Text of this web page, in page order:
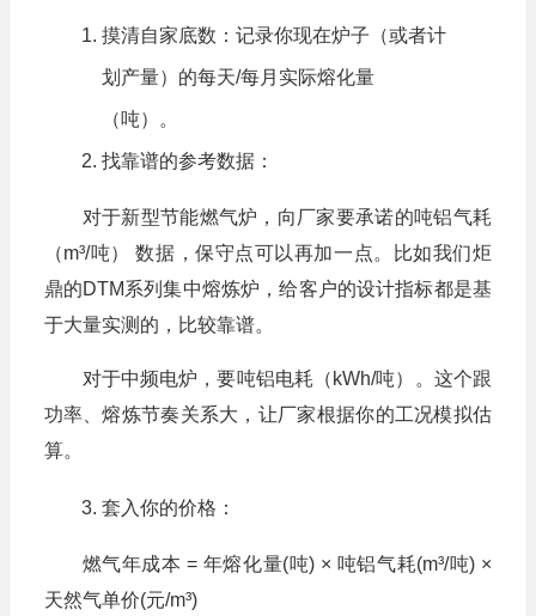
摸清自家底数：记录你现在炉子（或者计
划产量）的每天/每月实际熔化量
（吨）。
找靠谱的参考数据：
对于新型节能燃气炉，向厂家要承诺的吨铝气耗
（m³/吨） 数据，保守点可以再加一点。比如我们炬
鼎的DTM系列集中熔炼炉，给客户的设计指标都是基
于大量实测的，比较靠谱。
对于中频电炉，要吨铝电耗（kWh/吨）。这个跟
功率、熔炼节奏关系大，让厂家根据你的工况模拟估
算。
套入你的价格：
燃气年成本 = 年熔化量(吨) × 吨铝气耗(m³/吨) ×
天然气单价(元/m³)